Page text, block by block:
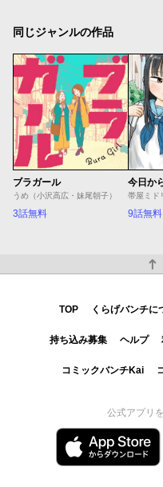
同じジャンルの作品
ブラガール
うめ（小沢高広・妹尾朝子）
3話無料
今日か
帯屋ミド
9話無料
TOP くらげバンチに
持ち込み募集 ヘルプ
コミックバンチKai
公式アプリ